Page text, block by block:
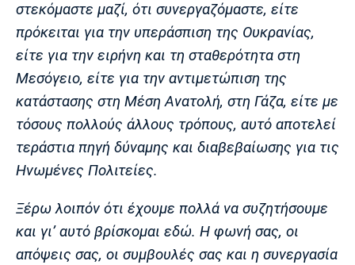
στεκόμαστε μαζί, ότι συνεργαζόμαστε, είτε
πρόκειται για την υπεράσπιση της Ουκρανίας,
είτε για την ειρήνη και τη σταθερότητα στη
Μεσόγειο, είτε για την αντιμετώπιση της
κατάστασης στη Μέση Ανατολή, στη Γάζα, είτε με
τόσους πολλούς άλλους τρόπους, αυτό αποτελεί
τεράστια πηγή δύναμης και διαβεβαίωσης για τις
Ηνωμένες Πολιτείες.
Ξέρω λοιπόν ότι έχουμε πολλά να συζητήσουμε
και γι’ αυτό βρίσκομαι εδώ. Η φωνή σας, οι
απόψεις σας, οι συμβουλές σας και η συνεργασία